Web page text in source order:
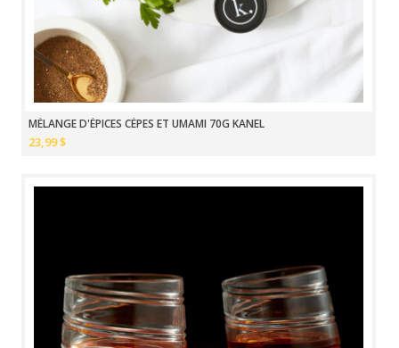
MÉLANGE D'ÉPICES CÈPES ET UMAMI 70G KANEL
23,99 $